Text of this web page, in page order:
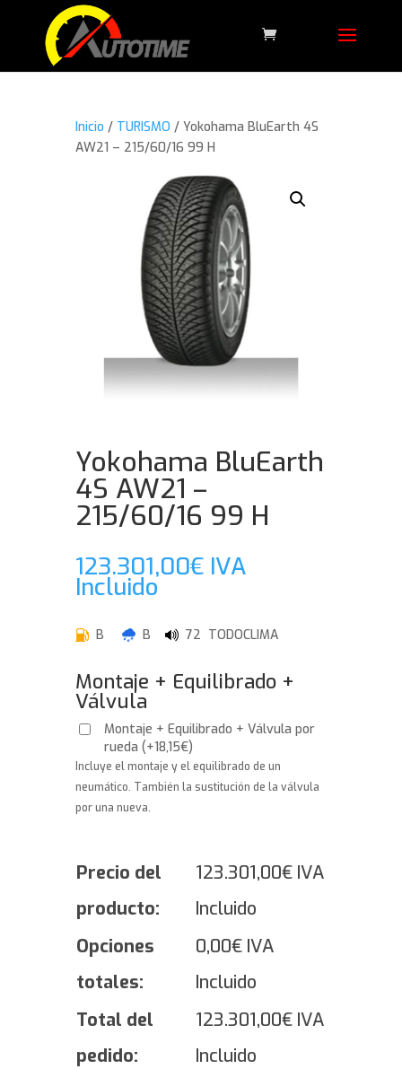
Inicio / TURISMO / Yokohama BluEarth 4S
AW21 – 215/60/16 99 H
Yokohama BluEarth
4S AW21 –
215/60/16 99 H
123.301,00€ IVA
Incluido
B B 72 TODOCLIMA
Montaje + Equilibrado +
Válvula
Montaje + Equilibrado + Válvula por
rueda(+18,15€)
Incluye el montaje y el equilibrado de un
neumático. También la sustitución de la válvula
por una nueva.
Precio del
producto:
123.301,00€ IVA
Incluido
Opciones
totales:
0,00€ IVA
Incluido
Total del
pedido:
123.301,00€ IVA
Incluido